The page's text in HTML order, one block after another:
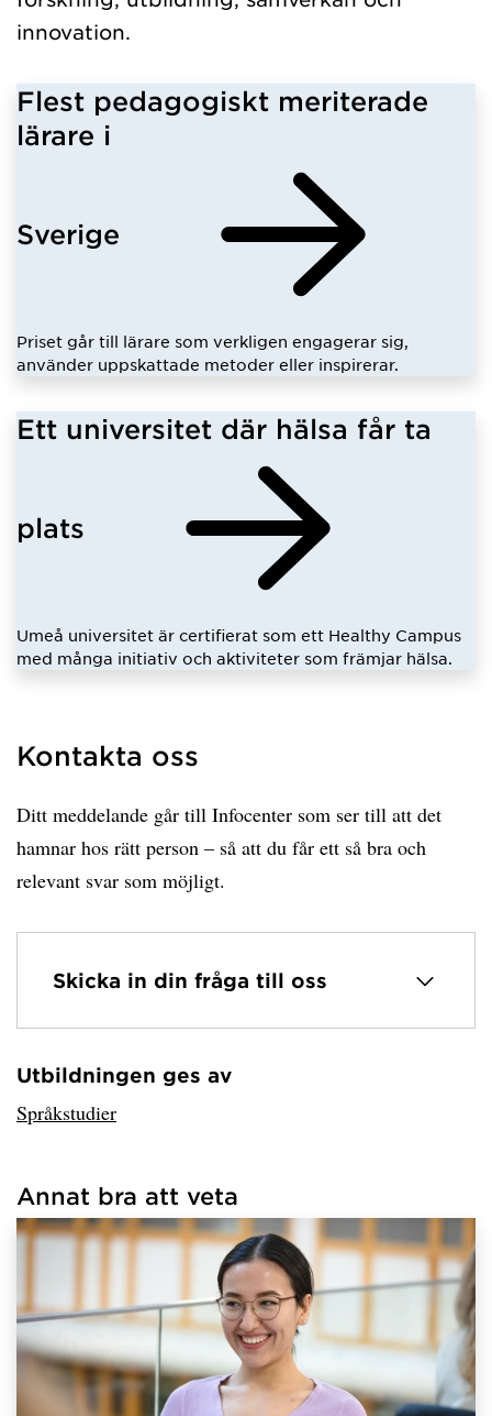
innovation.
Flest pedagogiskt meriterade
lärare i
Sverige
Priset går till lärare som verkligen engagerar sig,
använder uppskattade metoder eller inspirerar.
Ett universitet där hälsa får ta
plats
Umeå universitet är certifierat som ett Healthy Campus
med många initiativ och aktiviteter som främjar hälsa.
Kontakta oss
Ditt meddelande går till Infocenter som ser till att det
hamnar hos rätt person – så att du får ett så bra och
relevant svar som möjligt.
Skicka in din fråga till oss
Har hämtat avsändare.
Utbildningen ges av
Språkstudier
hämtat länkar.
Annat bra att veta